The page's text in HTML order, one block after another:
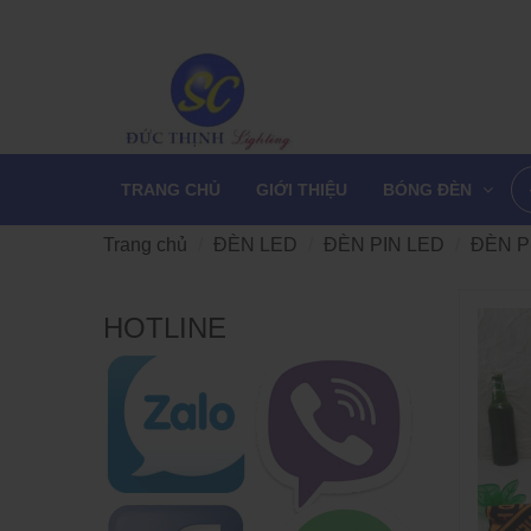
HOTLINE
TRANG CHỦ GIỚI THIỆU BÓNG ĐÈN
Trang chủ ĐÈN LED ĐÈN PIN LED ĐÈN